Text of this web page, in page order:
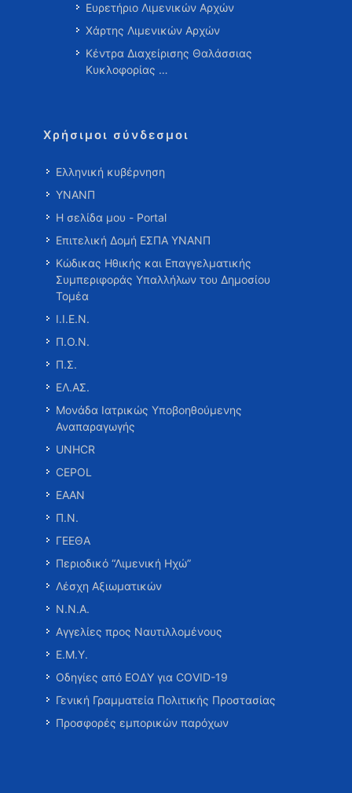
Ευρετήριο Λιμενικών Αρχών
Χάρτης Λιμενικών Αρχών
Κέντρα Διαχείρισης Θαλάσσιας
Κυκλοφορίας …
Χρήσιμοι σύνδεσμοι
Ελληνική κυβέρνηση
ΥΝΑΝΠ
Η σελίδα μου - Portal
Επιτελική Δομή ΕΣΠΑ ΥΝΑΝΠ
Κώδικας Ηθικής και Επαγγελματικής
Συμπεριφοράς Υπαλλήλων του Δημοσίου
Τομέα
Ι.Ι.Ε.Ν.
Π.Ο.Ν.
Π.Σ.
ΕΛ.ΑΣ.
Μονάδα Ιατρικώς Υποβοηθούμενης
Αναπαραγωγής
UNHCR
CEPOL
ΕΑΑΝ
Π.Ν.
ΓΕΕΘΑ
Περιοδικό “Λιμενική Ηχώ”
Λέσχη Αξιωματικών
Ν.Ν.Α.
Αγγελίες προς Ναυτιλλομένους
Ε.Μ.Υ.
Οδηγίες από ΕΟΔΥ για COVID-19
Γενική Γραμματεία Πολιτικής Προστασίας
Προσφορές εμπορικών παρόχων